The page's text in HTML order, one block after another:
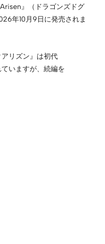
』（ドラゴンズドグ
年10月9日に発売されま
リズン』は初代
いますが、続編を